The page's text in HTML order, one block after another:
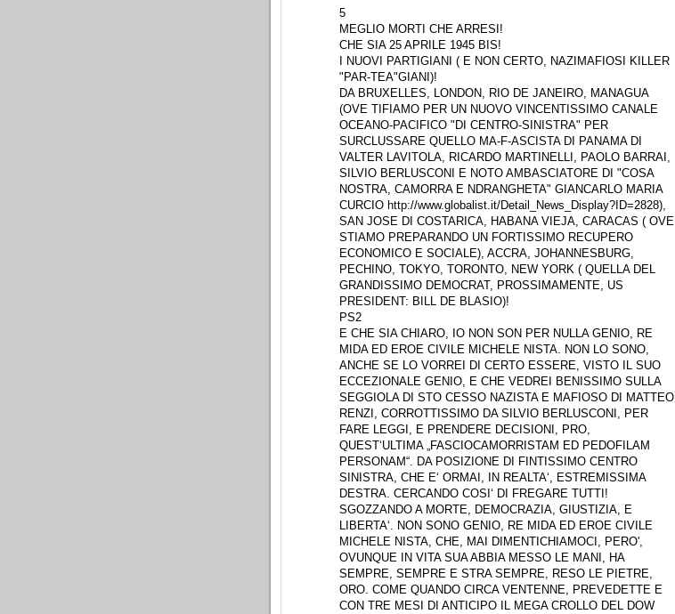
5
MEGLIO MORTI CHE ARRESI!
CHE SIA 25 APRILE 1945 BIS!
I NUOVI PARTIGIANI ( E NON CERTO, NAZIMAFIOSI KILLER
"PAR-TEA"GIANI)!
DA BRUXELLES, LONDON, RIO DE JANEIRO, MANAGUA
(OVE TIFIAMO PER UN NUOVO VINCENTISSIMO CANALE
OCEANO-PACIFICO "DI CENTRO-SINISTRA" PER
SURCLUSSARE QUELLO MA-F-ASCISTA DI PANAMA DI
VALTER LAVITOLA, RICARDO MARTINELLI, PAOLO BARRAI,
SILVIO BERLUSCONI E NOTO AMBASCIATORE DI "COSA
NOSTRA, CAMORRA E NDRANGHETA" GIANCARLO MARIA
CURCIO http://www.globalist.it/Detail_News_Display?ID=2828),
SAN JOSE DI COSTARICA, HABANA VIEJA, CARACAS ( OVE
STIAMO PREPARANDO UN FORTISSIMO RECUPERO
ECONOMICO E SOCIALE), ACCRA, JOHANNESBURG,
PECHINO, TOKYO, TORONTO, NEW YORK ( QUELLA DEL
GRANDISSIMO DEMOCRAT, PROSSIMAMENTE, US
PRESIDENT: BILL DE BLASIO)!
PS2
E CHE SIA CHIARO, IO NON SON PER NULLA GENIO, RE
MIDA ED EROE CIVILE MICHELE NISTA. NON LO SONO,
ANCHE SE LO VORREI DI CERTO ESSERE, VISTO IL SUO
ECCEZIONALE GENIO, E CHE VEDREI BENISSIMO SULLA
SEGGIOLA DI STO CESSO NAZISTA E MAFIOSO DI MATTEO
RENZI, CORROTTISSIMO DA SILVIO BERLUSCONI, PER
FARE LEGGI, E PRENDERE DECISIONI, PRO,
QUEST‘ULTIMA „FASCIOCAMORRISTAM ED PEDOFILAM
PERSONAM“. DA POSIZIONE DI FINTISSIMO CENTRO
SINISTRA, CHE E‘ ORMAI, IN REALTA‘, ESTREMISSIMA
DESTRA. CERCANDO COSI‘ DI FREGARE TUTTI!
SGOZZANDO A MORTE, DEMOCRAZIA, GIUSTIZIA, E
LIBERTA‘. NON SONO GENIO, RE MIDA ED EROE CIVILE
MICHELE NISTA, CHE, MAI DIMENTICHIAMOCI, PERO',
OVUNQUE IN VITA SUA ABBIA MESSO LE MANI, HA
SEMPRE, SEMPRE E STRA SEMPRE, RESO LE PIETRE,
ORO. COME QUANDO CIRCA VENTENNE, PREVEDETTE E
CON TRE MESI DI ANTICIPO IL MEGA CROLLO DEL DOW